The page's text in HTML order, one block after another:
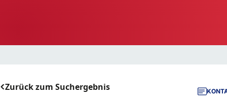
Zurück zum Suchergebnis